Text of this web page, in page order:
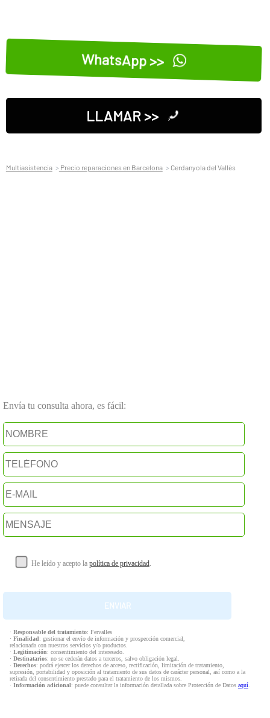
WhatsApp >>
LLAMAR >>
Multiasistencia Precio reparaciones en Barcelona Cerdanyola del Vallès
Envía tu consulta ahora, es fácil:
He leído y acepto la política de privacidad.
· Responsable del tratamiento: Fervalles
· Finalidad: gestionar el envío de información y prospección comercial,
relacionada con nuestros servicios y/o productos.
· Legitimación: consentimiento del interesado.
· Destinatarios: no se cederán datos a terceros, salvo obligación legal.
· Derechos: podrá ejercer los derechos de acceso, rectificación, limitación de tratamiento,
supresión, portabilidad y oposición al tratamiento de sus datos de carácter personal, así como a la
retirada del consentimiento prestado para el tratamiento de los mismos.
· Información adicional: puede consultar la información detallada sobre Protección de Datos aquí.